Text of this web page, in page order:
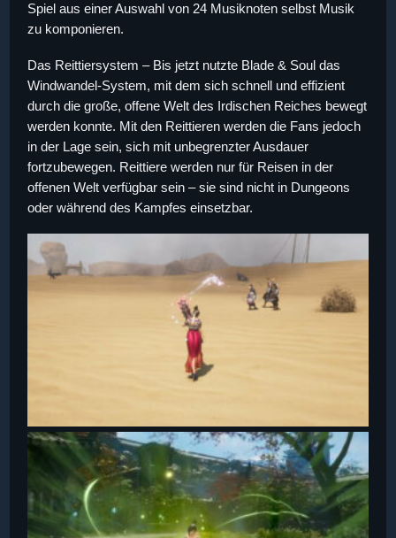
Spiel aus einer Auswahl von 24 Musiknoten selbst Musik
zu komponieren.
Das Reittiersystem – Bis jetzt nutzte Blade & Soul das
Windwandel-System, mit dem sich schnell und effizient
durch die große, offene Welt des Irdischen Reiches bewegt
werden konnte. Mit den Reittieren werden die Fans jedoch
in der Lage sein, sich mit unbegrenzter Ausdauer
fortzubewegen. Reittiere werden nur für Reisen in der
offenen Welt verfügbar sein – sie sind nicht in Dungeons
oder während des Kampfes einsetzbar.